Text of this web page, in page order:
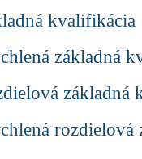
kvalifikácia
základná
základná
rozdielová